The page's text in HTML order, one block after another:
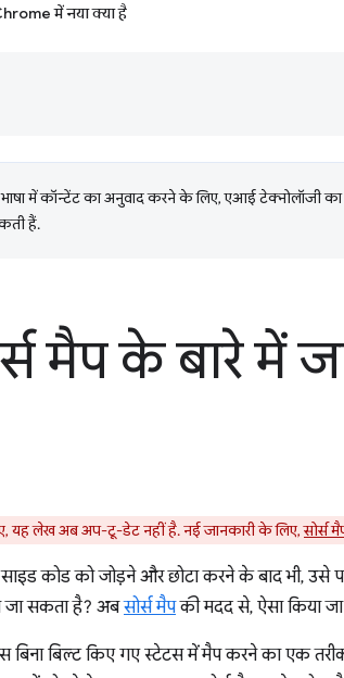
में नया क्या है
में कॉन्टेंट का अनुवाद करने के लिए, एआई टेक्नोलॉजी का
हैं.
मैप के बारे में
यह लेख अब अप-टू-डेट नहीं है. नई जानकारी के लिए,सोर्स
कोड को जोड़ने और छोटा करने के बाद भी, उसे
जा सकता है? अबसोर्स मैपकी मदद से, ऐसा किया
बिना बिल्ट किए गए स्टेटस में मैप करने का एक